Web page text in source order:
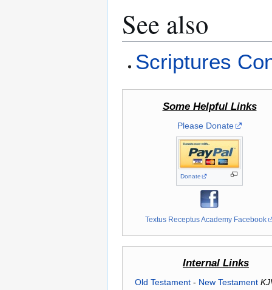
See also
Scriptures
Some Helpful Links
Please Donate
Donate
Textus Receptus Academy Facebook
Internal Links
Old Testament- New Testament